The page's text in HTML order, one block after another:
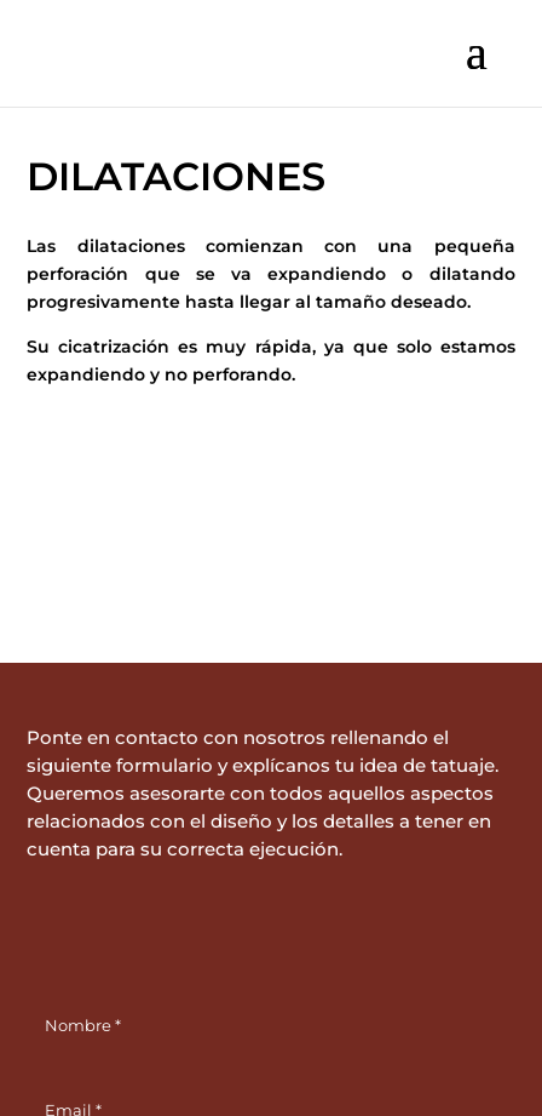
DILATACIONES
Las dilataciones comienzan con una pequeña
perforación que se va expandiendo o dilatando
progresivamente hasta llegar al tamaño deseado.
Su cicatrización es muy rápida, ya que solo estamos
expandiendo y no perforando.
Ponte en contacto con nosotros rellenando el
siguiente formulario y explícanos tu idea de tatuaje.
Queremos asesorarte con todos aquellos aspectos
relacionados con el diseño y los detalles a tener en
cuenta para su correcta ejecución.